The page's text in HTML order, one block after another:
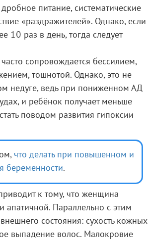
питание, систематические
«раздражителей». Однако, если
10 раз в день, тогда следует
сопровождается бессилием,
тошнотой. Однако, это не
недуге, ведь при пониженном АД
и ребёнок получает меньше
поводом развития гипоксии
что делать при повышенном и
беременности.
к тому, что женщина
апатичной. Параллельно с этим
состояния: сухость кожных
выпадение волос. Малокровие